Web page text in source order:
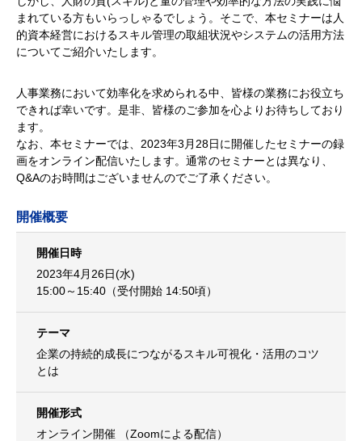
まれている方もいらっしゃるでしょう。そこで、本セミナーは人
的資本経営におけるスキル管理の取組状況やシステムの活用方法
についてご紹介いたします。
人事業務において効率化を求められる中、皆様の業務にお役立ち
できれば幸いです。是非、皆様のご参加を心よりお待ちしており
ます。
なお、本セミナーでは、2023年3月28日に開催したセミナーの録
画をオンライン配信いたします。通常のセミナーとは異なり、
Q&Aのお時間はございませんのでご了承ください。
開催概要
開催日時
2023年4月26日(水)
15:00～15:40（受付開始 14:50頃）
テーマ
企業の持続的成長につながるスキル可視化・活用のコツ
とは
開催形式
オンライン開催 （Zoomによる配信）